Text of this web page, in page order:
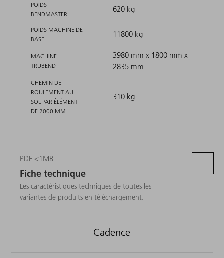
POIDS
BENDMASTER
620 kg
POIDS MACHINE DE
BASE
11800 kg
MACHINE
TRUBEND
3980 mm x 1800 mm x
2835 mm
CHEMIN DE
ROULEMENT AU
SOL PAR ÉLÉMENT
DE 2000 MM
310 kg
PDF <1MB
Fiche technique
Les caractéristiques techniques de toutes les
variantes de produits en téléchargement.
Cadence